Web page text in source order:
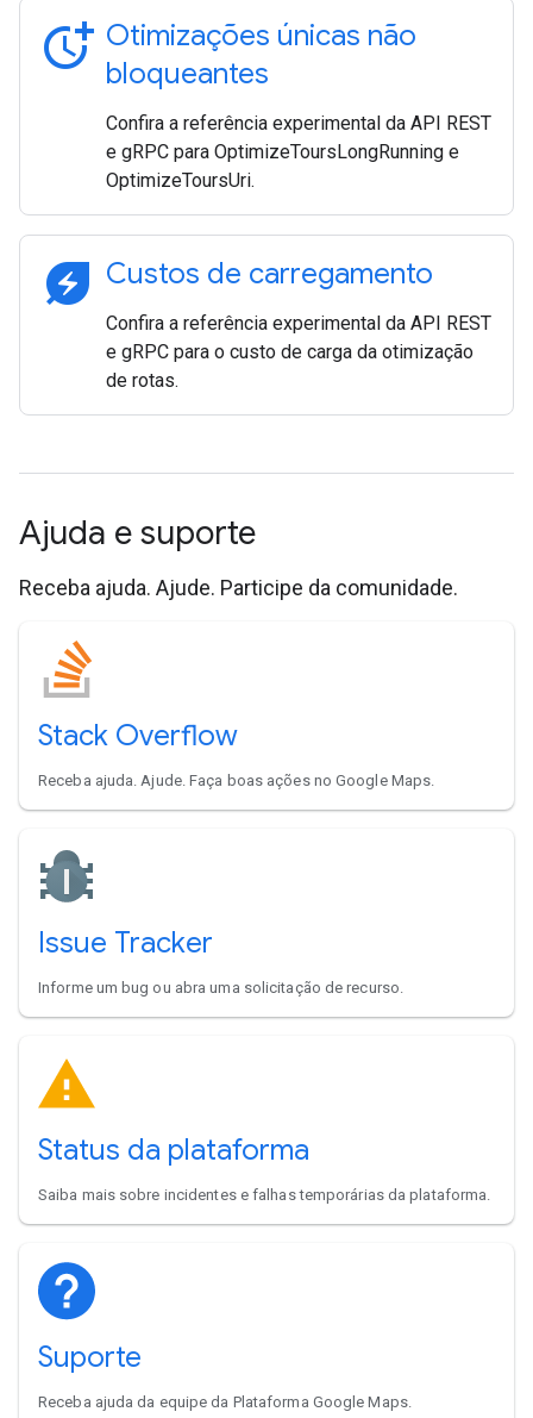
more_time Otimizações únicas não
bloqueantes
Confira a referência experimental da API REST
e gRPC para OptimizeToursLongRunning e
OptimizeToursUri.
energy_savings_leaf Custos de carregamento
Confira a referência experimental da API REST
e gRPC para o custo de carga da otimização
de rotas.
Ajuda e suporte
Receba ajuda. Ajude. Participe da comunidade.
Stack Overflow
Receba ajuda. Ajude. Faça boas ações no Google Maps.
Issue Tracker
Informe um bug ou abra uma solicitação de recurso.
Status da plataforma
Saiba mais sobre incidentes e falhas temporárias da plataforma.
Suporte
Receba ajuda da equipe da Plataforma Google Maps.